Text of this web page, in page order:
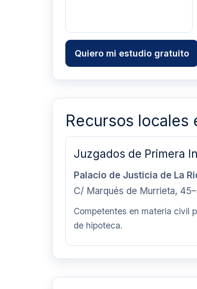
Quiero mi estudio gratuito
Recursos locales
Juzgados de Primera
Palacio de Justicia de La
C/ Marqués de Murrieta,
Competentes en materia civil
de hipoteca.